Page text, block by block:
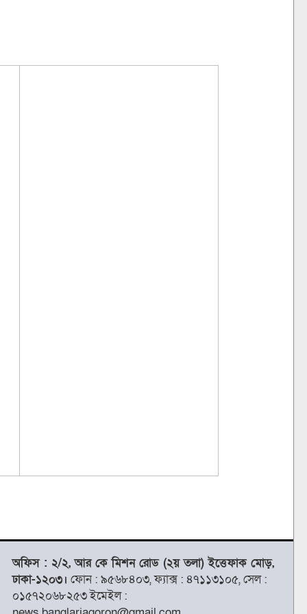
অফিস : ২/২, আর কে মিশন রোড (২য় তলা) ইত্তেফাক মোড়,
ঢাকা-১২০৩। ফোন : ৯৫৬৮৪০৩, ফ্যাক্স : ৪৭১১৩১০৫, সেল :
০১৫৭২০৬৮২৫৩ ইমেইল :